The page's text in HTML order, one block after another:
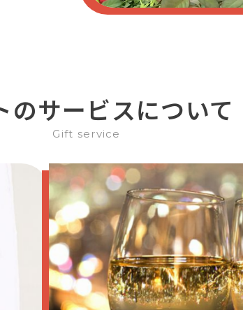
のサービスについて
Gift service